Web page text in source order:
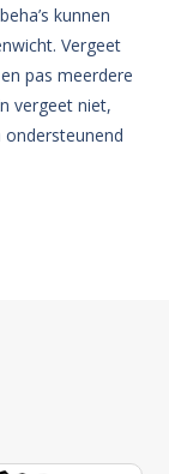
kunnen
Vergeet
pas meerdere
vergeet niet,